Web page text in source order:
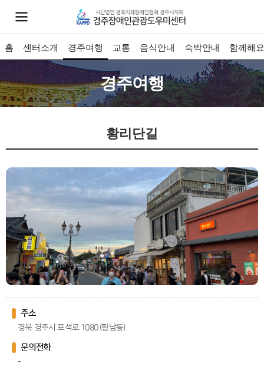
홈 센터소개 경주여행 교통 음식안내 숙박안내 함께해요
경주여행
황리단길
주소
경북 경주시 포석로 1080 (황남동)
문의전화
-